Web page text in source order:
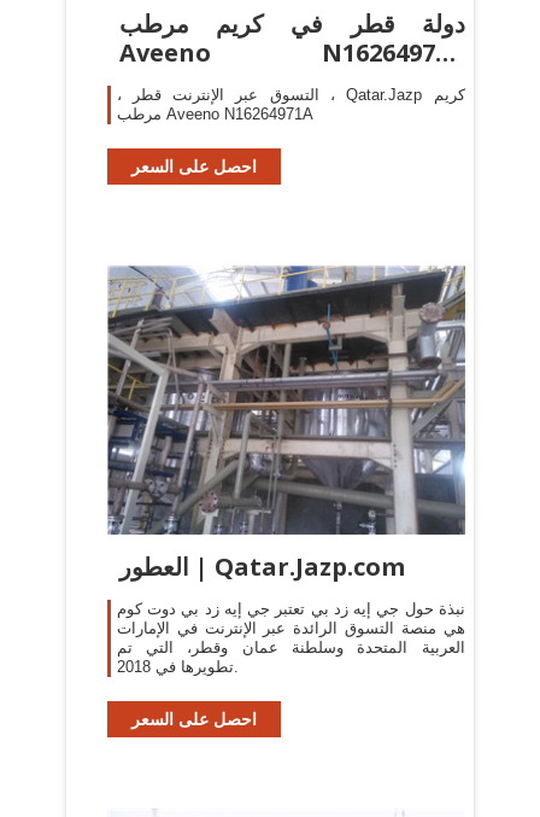
دولة قطر في كريم مرطب
Aveeno N16264971A
Qatar.Jazp
، التسوق عبر الإنترنت قطر ، Qatar.Jazp كريم
مرطب Aveeno N16264971A
احصل على السعر
العطور | Qatar.Jazp.com
نبذة حول جي إيه زد بي تعتبر جي إيه زد بي دوت كوم
هي منصة التسوق الرائدة عبر الإنترنت في الإمارات
العربية المتحدة وسلطنة عمان وقطر، التي تم
تطويرها في 2018.
احصل على السعر